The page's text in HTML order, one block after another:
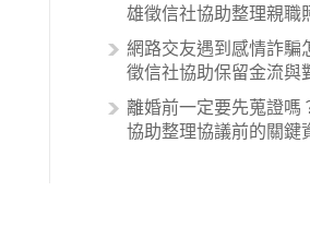
雄徵信社協助整理親職
網路交友遇到感情詐騙
徵信社協助保留金流與
離婚前一定要先蒐證嗎
協助整理協議前的關鍵